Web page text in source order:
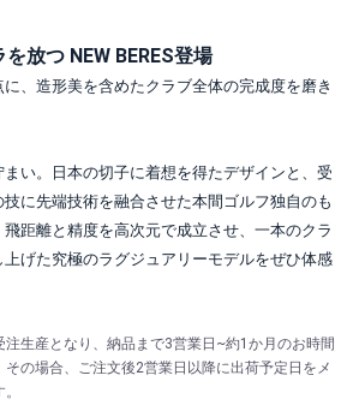
放つ NEW BERES登場
、造形美を含めたクラブ全体の完成度を磨き
い。日本の切子に着想を得たデザインと、受
に先端技術を融合させた本間ゴルフ独自のも
距離と精度を高次元で成立させ、一本のクラ
げた究極のラグジュアリーモデルをぜひ体感
生産となり、納品まで3営業日~約1か月のお時間
の場合、ご注文後2営業日以降に出荷予定日をメ